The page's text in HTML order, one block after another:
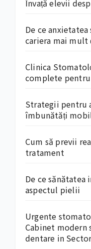
Învață elevii
De ce
cariera mai mult
Clinica
complete
Strategii pentru
îmbunătăți
Cum să previi
tratament
De ce sănătatea
aspectul pielii
Urgente
Cabinet modern
dentare in